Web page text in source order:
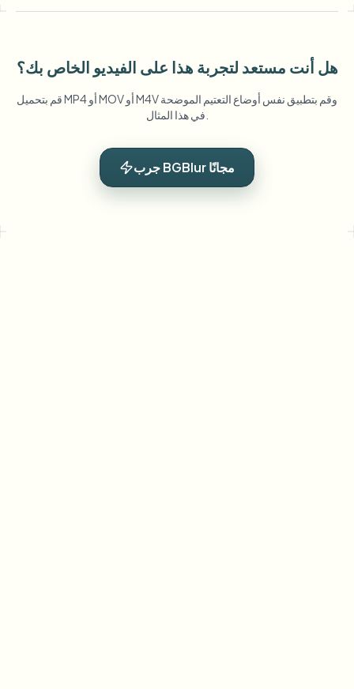
هل أنت مستعد لتجربة هذا على الفيديو الخاص بك؟
قم بتحميل MP4 أو MOV أو M4V وقم بتطبيق نفس أوضاع التعتيم الموضحة
جرب BGBlur مجانًا